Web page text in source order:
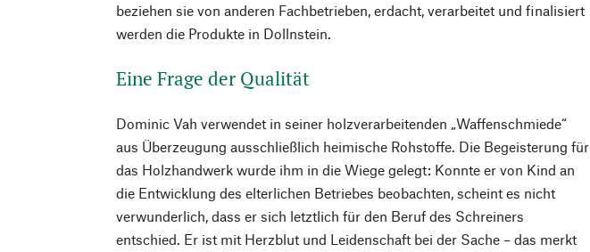
beziehen sie von anderen Fachbetrieben, erdacht, verarbeitet und finalisiert
werden die Produkte in Dollnstein.
Eine Frage der Qualität
Dominic Vah verwendet in seiner holzverarbeitenden „Waffenschmiede“
aus Überzeugung ausschließlich heimische Rohstoffe. Die Begeisterung für
das Holzhandwerk wurde ihm in die Wiege gelegt: Konnte er von Kind an
die Entwicklung des elterlichen Betriebes beobachten, scheint es nicht
verwunderlich, dass er sich letztlich für den Beruf des Schreiners
entschied. Er ist mit Herzblut und Leidenschaft bei der Sache – das merkt